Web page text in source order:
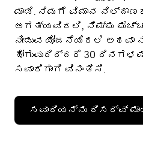
ಮಾಡಿ. ನಿಮಗೆ ವಿಮಾನ
ಅಗತ್ಯವಿರಲಿ, ನಿಮ್ಮ
ನೀಡುವ ಯೋಜನೆಯಿರಲಿ ಅಥವಾ
ಹೋಗುವುದಿದ್ದರೆ 30
ಸವಾರಿಗಾಗಿ ವಿನಂತಿಸಿ.
ಸವಾರಿಯನ್ನು ರಿಸರ್ವ್